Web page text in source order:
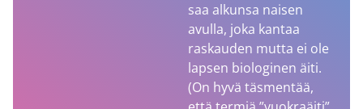
saa alkunsa naisen
avulla, joka kantaa
raskauden mutta ei ole
lapsen biologinen äiti.
(On hyvä täsmentää,